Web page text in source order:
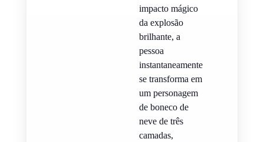
impacto mágico
da explosão
brilhante, a
pessoa
instantaneamente
se transforma em
um personagem
de boneco de
neve de três
camadas,